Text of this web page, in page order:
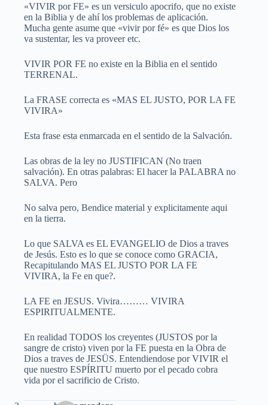
«VIVIR por FE» es un versiculo apocrifo, que no existe
en la Biblia y de ahí los problemas de aplicación.
Mucha gente asume que «vivir por fé» es que Dios los
va sustentar, les va proveer etc.
VIVIR POR FE no existe en la Biblia en el sentido
TERRENAL.
La FRASE correcta es «MAS EL JUSTO, POR LA FE
VIVIRA»
Esta frase esta enmarcada en el sentido de la Salvación.
Las obras de la ley no JUSTIFICAN (No traen
salvación). En otras palabras: El hacer la PALABRA no
SALVA. Pero
No salva pero, Bendice material y explicitamente aqui
en la tierra.
Lo que SALVA es EL EVANGELIO de Dios a traves
de Jesús. Esto es lo que se conoce como GRACIA,
Recapitulando MAS EL JUSTO POR LA FE
VIVIRA, la Fe en que?.
LA FE en JESUS. Vivira……… VIVIRA
ESPIRITUALMENTE.
En realidad TODOS los creyentes (JUSTOS por la
sangre de cristo) viven por la FE puesta en la Obra de
Dios a traves de JESÜS. Entendiendose por VIVIR el
que nuestro ESPÍRITU muerto por el pecado cobra
vida por el sacrificio de Cristo.